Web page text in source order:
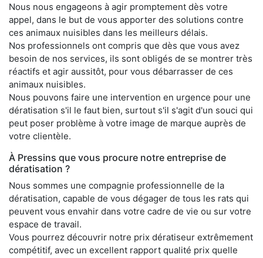
Nous nous engageons à agir promptement dès votre
appel, dans le but de vous apporter des solutions contre
ces animaux nuisibles dans les meilleurs délais.
Nos professionnels ont compris que dès que vous avez
besoin de nos services, ils sont obligés de se montrer très
réactifs et agir aussitôt, pour vous débarrasser de ces
animaux nuisibles.
Nous pouvons faire une intervention en urgence pour une
dératisation s'il le faut bien, surtout s'il s'agit d'un souci qui
peut poser problème à votre image de marque auprès de
votre clientèle.
À Pressins que vous procure notre entreprise de
dératisation ?
Nous sommes une compagnie professionnelle de la
dératisation, capable de vous dégager de tous les rats qui
peuvent vous envahir dans votre cadre de vie ou sur votre
espace de travail.
Vous pourrez découvrir notre prix dératiseur extrêmement
compétitif, avec un excellent rapport qualité prix quelle